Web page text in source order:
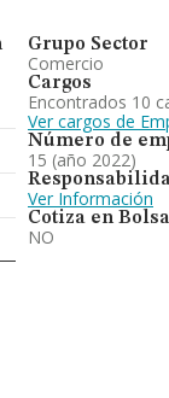
Grupo Sector
Comercio
Cargos
Encontrados 10
Ver cargos de
Número de
15 (año 2022)
Ver Información
Cotiza en Bolsa
NO